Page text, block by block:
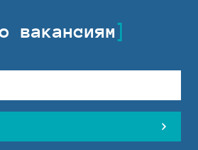
вакансиям